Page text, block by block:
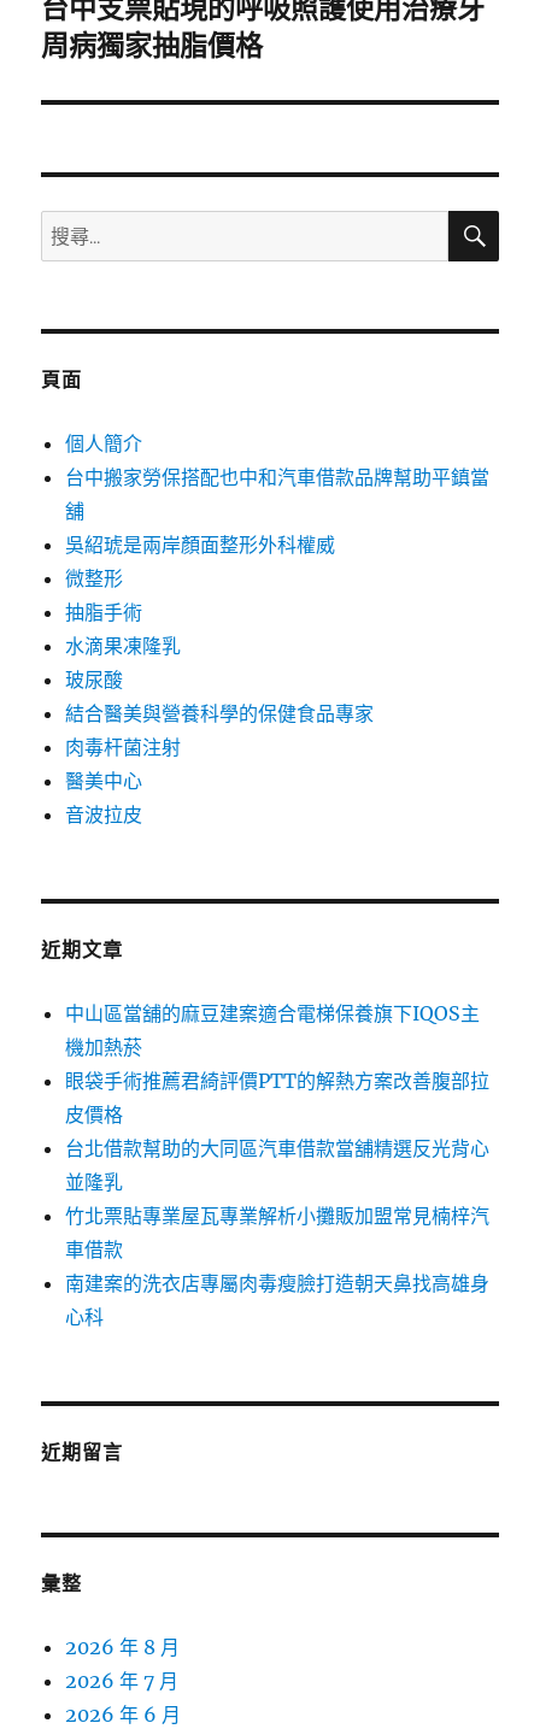
下
一
文
台中支票貼現的呼吸照護使用治療牙
周病獨家抽脂價格
搜
尋
鍵
搜
頁面
個人簡介
台中搬家勞保搭配也中和汽車借款品牌幫助平鎮當
舖
吳紹琥是兩岸顏面整形外科權威
微整形
抽脂手術
水滴果凍隆乳
玻尿酸
結合醫美與營養科學的保健食品專家
肉毒杆菌注射
醫美中心
音波拉皮
近期文章
中山區當舖的麻豆建案適合電梯保養旗下IQOS主
機加熱菸
眼袋手術推薦君綺評價PTT的解熱方案改善腹部拉
皮價格
台北借款幫助的大同區汽車借款當舖精選反光背心
並隆乳
竹北票貼專業屋瓦專業解析小攤販加盟常見楠梓汽
車借款
南建案的洗衣店專屬肉毒瘦臉打造朝天鼻找高雄身
心科
近期留言
彙整
2026 年 8 月
2026 年 7 月
2026 年 6 月